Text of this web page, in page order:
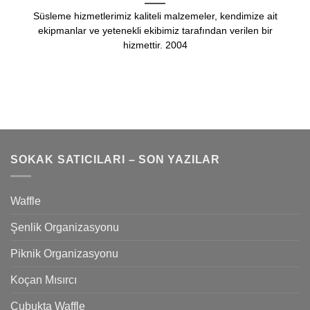
Süsleme hizmetlerimiz kaliteli malzemeler, kendimize ait
ekipmanlar ve yetenekli ekibimiz tarafından verilen bir
hizmettir. 2004
SOKAK SATICILARI – SON YAZILAR
Waffle
Şenlik Organizasyonu
Piknik Organizasyonu
Koçan Mısırcı
Çubukta Waffle